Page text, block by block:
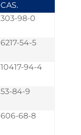
CAS.
303-98-0
6217-54-5
10417-94-4
53-84-9
606-68-8